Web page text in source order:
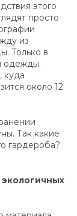
этого
просто
из
Только в
одежды.
куда
около 12
Так какие
гардероба?